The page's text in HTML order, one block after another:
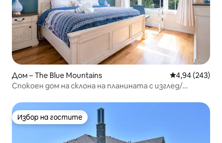
Дом – The Blue Mountains Средна
4,94 (243)
Спокоен дом на склона на планината с изглед/
Избор на гостите
Избор на гостите